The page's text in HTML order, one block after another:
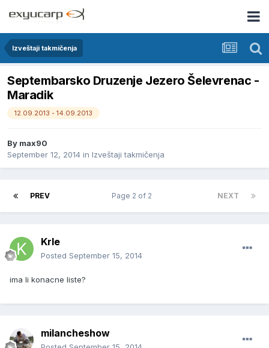
Izveštaji takmičenja
Septembarsko Druzenje Jezero Šelevrenac -
Maradik
12.09.2013 - 14.09.2013
By max90
September 12, 2014 in Izveštaji takmičenja
PREV NEXT
Page 2 of 2
Krle
Posted September 15, 2014
ima li konacne liste?
milancheshow